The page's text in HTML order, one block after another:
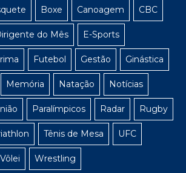
Boxe Canoagem CBC
do Mês E-Sports
Futebol Gestão Ginástica
Memória Natação Notícias
Paralímpicos Radar Rugby
Tênis de Mesa UFC
Vôlei Wrestling